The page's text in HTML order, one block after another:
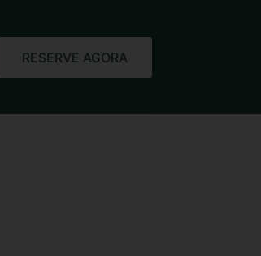
RESERVE AGORA